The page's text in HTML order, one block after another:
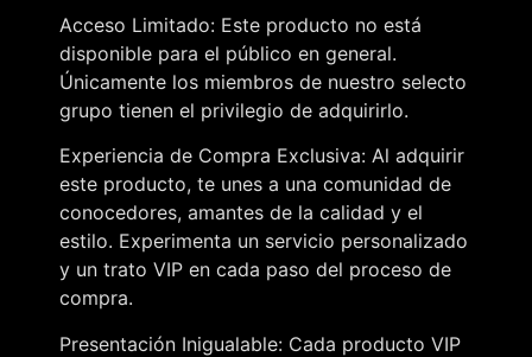
Acceso Limitado: Este producto no está
disponible para el público en general.
Únicamente los miembros de nuestro selecto
grupo tienen el privilegio de adquirirlo.
Experiencia de Compra Exclusiva: Al adquirir
este producto, te unes a una comunidad de
conocedores, amantes de la calidad y el
estilo. Experimenta un servicio personalizado
y un trato VIP en cada paso del proceso de
compra.
Presentación Inigualable: Cada producto VIP